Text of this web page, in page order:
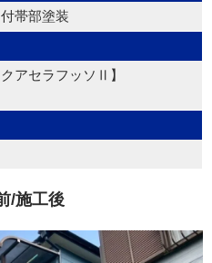
帯部塗装
アセラフッソⅡ】
/施工後